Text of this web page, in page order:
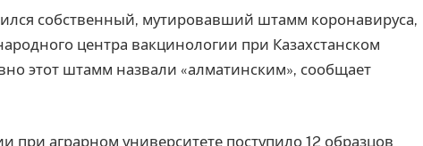
собственный, мутировавший штамм коронавируса,
центра вакцинологии при Казахстанском
этот штамм назвали «алматинским», сообщает
при аграрном университете поступило 12 образцов